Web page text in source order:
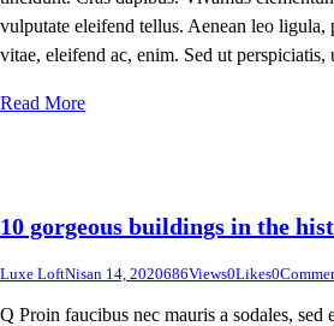
vulputate eleifend tellus. Aenean leo ligula,
vitae, eleifend ac, enim. Sed ut
Read More
10 gorgeous buildings in the
Luxe LoftNisan 14, 2020686Views0Likes0
Q Proin faucibus nec mauris a sodales, sed